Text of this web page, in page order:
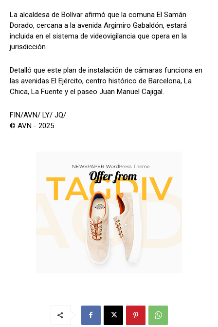
La alcaldesa de Bolívar afirmó que la comuna El Samán
Dorado, cercana a la avenida Argimiro Gabaldón, estará
incluida en el sistema de videovigilancia que opera en la
jurisdicción.
Detalló que este plan de instalación de cámaras funciona en
las avenidas El Ejército, centro histórico de Barcelona, ​​La
Chica, La Fuente y el paseo Juan Manuel Cajigal.
FIN/AVN/ LY/ JQ/
© AVN - 2025